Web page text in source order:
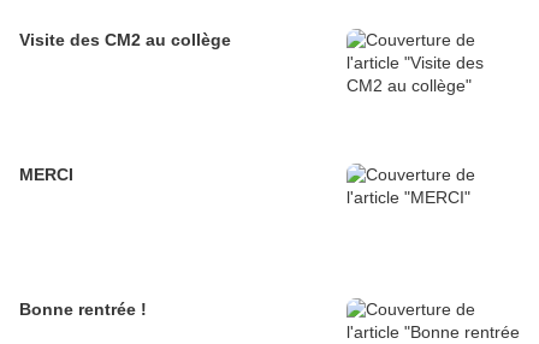
Visite des CM2 au collège
MERCI
Bonne rentrée !